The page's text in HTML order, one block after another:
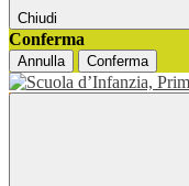
Chiudi
Conferma
Annulla Conferma